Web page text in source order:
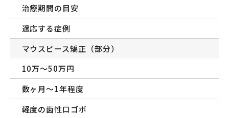
治療期間の目安
適応する症例
マウスピース矯正（部分）
10万〜50万円
数ヶ月〜1年程度
軽度の歯性口ゴボ